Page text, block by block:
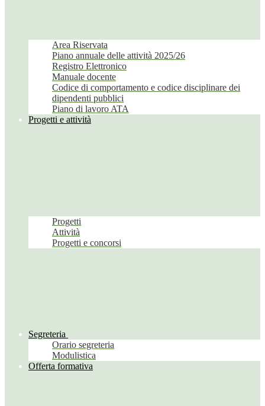
Area Riservata
Piano annuale delle attività 2025/26
Registro Elettronico
Manuale docente
Codice di comportamento e codice disciplinare dei
dipendenti pubblici
Piano di lavoro ATA
Progetti e attività
Progetti
Attività
Progetti e concorsi
Segreteria
Orario segreteria
Modulistica
Offerta formativa